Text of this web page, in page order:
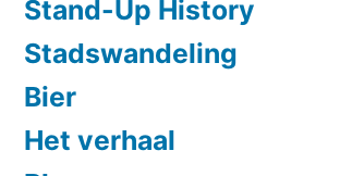
Stand-Up History
Stadswandeling
Bier
Het verhaal